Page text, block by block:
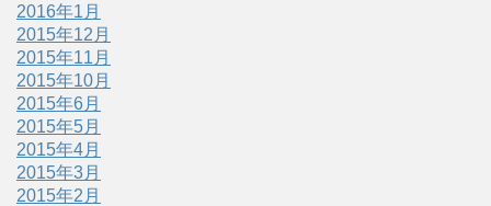
2016年1月
2015年12月
2015年11月
2015年10月
2015年6月
2015年5月
2015年4月
2015年3月
2015年2月